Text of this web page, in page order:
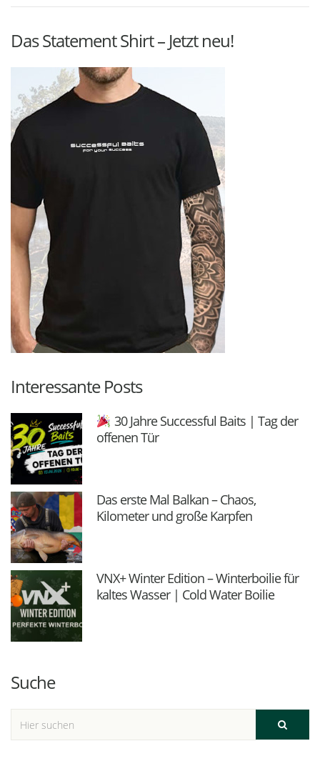
Das Statement Shirt – Jetzt neu!
Interessante Posts
30 Jahre Successful Baits | Tag der
offenen Tür
Das erste Mal Balkan – Chaos,
Kilometer und große Karpfen
VNX+ Winter Edition – Winterboilie für
kaltes Wasser | Cold Water Boilie
Suche